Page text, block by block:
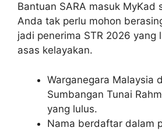
Bantuan SARA masuk MyKad
Anda tak perlu mohon
jadi penerima STR 2026 yang
asas kelayakan.
Warganegara Malaysia
Sumbangan Tunai
yang lulus.
Nama berdaftar dalam